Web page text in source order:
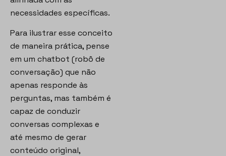
necessidades específicas.
Para ilustrar esse conceito
de maneira prática, pense
em um chatbot (robô de
conversação) que não
apenas responde às
perguntas, mas também é
capaz de conduzir
conversas complexas e
até mesmo de gerar
conteúdo original,